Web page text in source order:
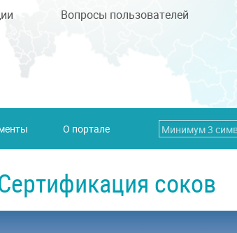
Вопросы пользователей
О портале
соков